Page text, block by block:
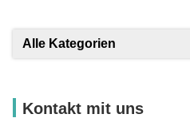
Alle Kategorien
Kontakt mit uns